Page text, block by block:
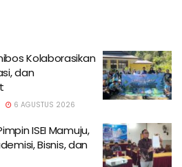
Kolaborasikan
dan
6 AGUSTUS 2026
ISEI Mamuju,
Bisnis, dan